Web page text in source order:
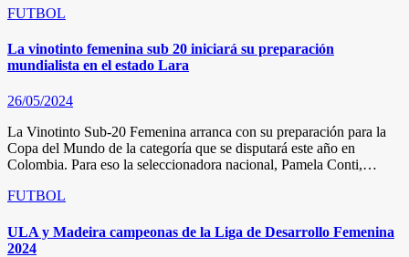
FUTBOL
La vinotinto femenina sub 20 iniciará su preparación
mundialista en el estado Lara
26/05/2024
La Vinotinto Sub-20 Femenina arranca con su preparación para la
Copa del Mundo de la categoría que se disputará este año en
Colombia. Para eso la seleccionadora nacional, Pamela Conti,…
FUTBOL
ULA y Madeira campeonas de la Liga de Desarrollo Femenina
2024